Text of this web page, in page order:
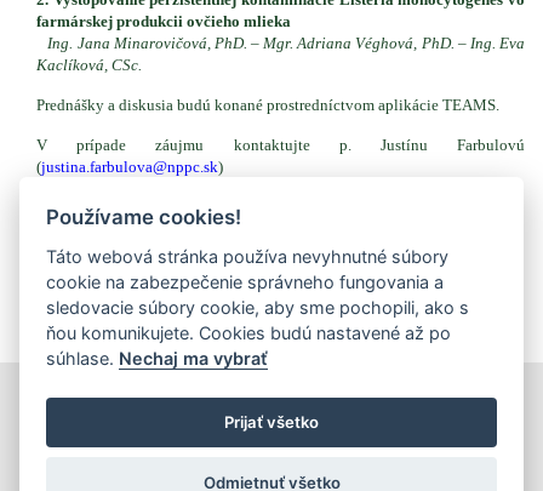
farmárskej produkcii ovčieho mlieka
Ing. Jana Minarovičová, PhD. – Mgr. Adriana Véghová, PhD. – Ing. Eva
Kaclíková, CSc.
Prednášky a diskusia budú konané prostredníctvom aplikácie TEAMS.
V prípade záujmu kontaktujte p. Justínu Farbulovú
(justina.farbulova@nppc.sk)
Prílohy (dokumenty na stiahnutie)
Ústavný seminár_pozvánka (pdf, 682.24 Kb, 65x)
Plán ÚS 2021 (pdf, 686.66 Kb, 73x)
Copyright © 2026 Správca obsahu - Výskumný ústav potravinársky,
Priemyselná 4, 821 08 Bratislava
Používame cookies!
Táto webová stránka používa nevyhnutné súbory
cookie na zabezpečenie správneho fungovania a
sledovacie súbory cookie, aby sme pochopili, ako s
ňou komunikujete. Cookies budú nastavené až po
súhlase. Nechaj ma vybrať
Prijať všetko
Odmietnuť všetko